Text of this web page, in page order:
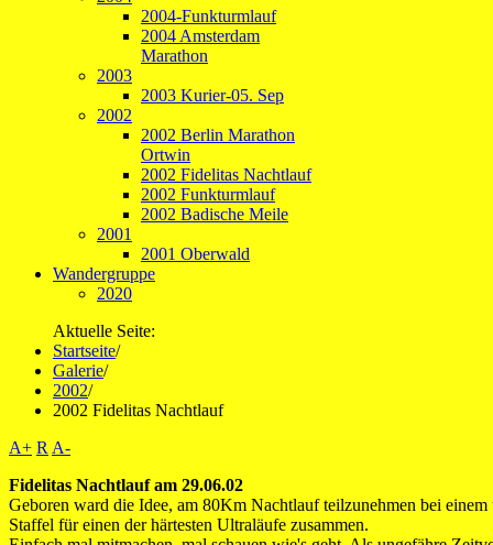
2004-Funkturmlauf
2004 Amsterdam
Marathon
2003
2003 Kurier-05. Sep
2002
2002 Berlin Marathon
Ortwin
2002 Fidelitas Nachtlauf
2002 Funkturmlauf
2002 Badische Meile
2001
2001 Oberwald
Wandergruppe
2020
Aktuelle Seite:
Startseite/
Galerie/
2002/
2002 Fidelitas Nachtlauf
A+ R A-
Fidelitas Nachtlauf am 29.06.02
Geboren ward die Idee, am 80Km Nachtlauf teilzunehmen bei
Staffel für einen der härtesten Ultraläufe zusammen.